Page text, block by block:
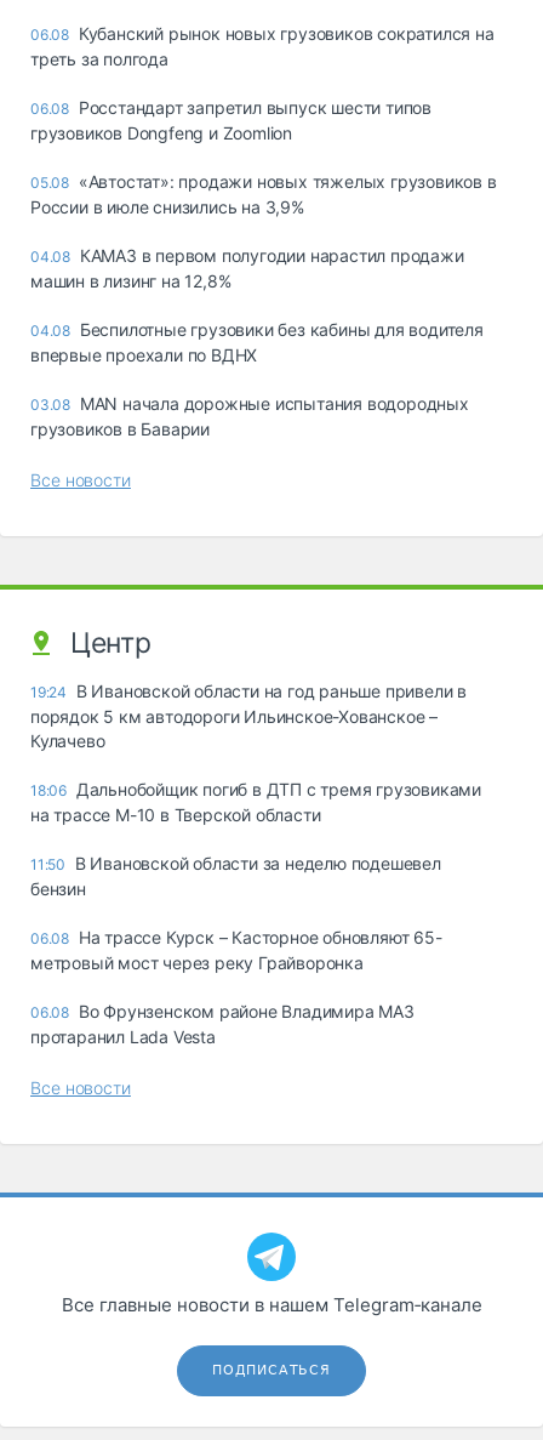
06.08 Кубанский рынок новых грузовиков сократился на
треть за полгода
06.08 Росстандарт запретил выпуск шести типов
грузовиков Dongfeng и Zoomlion
05.08 «Автостат»: продажи новых тяжелых грузовиков в
России в июле снизились на 3,9%
04.08 КАМАЗ в первом полугодии нарастил продажи
машин в лизинг на 12,8%
04.08 Беспилотные грузовики без кабины для водителя
впервые проехали по ВДНХ
03.08 MAN начала дорожные испытания водородных
грузовиков в Баварии
Все новости
Центр
19:24
В Ивановской области на год раньше привели в
порядок 5 км автодороги Ильинское-Хованское –
Кулачево
18:06 Дальнобойщик погиб в ДТП с тремя грузовиками
на трассе М-10 в Тверской области
11:50
В Ивановской области за неделю подешевел
бензин
06.08 На трассе Курск – Касторное обновляют 65-
метровый мост через реку Грайворонка
06.08 Во Фрунзенском районе Владимира МАЗ
протаранил Lada Vesta
Все новости
Все главные новости в нашем Telegram‑канале
ПОДПИСАТЬСЯ